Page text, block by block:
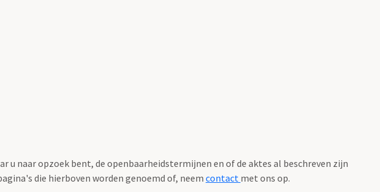
u naar opzoek bent, de openbaarheidstermijnen en of de aktes al beschreven zijn
die hierboven worden genoemd of, neem contact met ons op.